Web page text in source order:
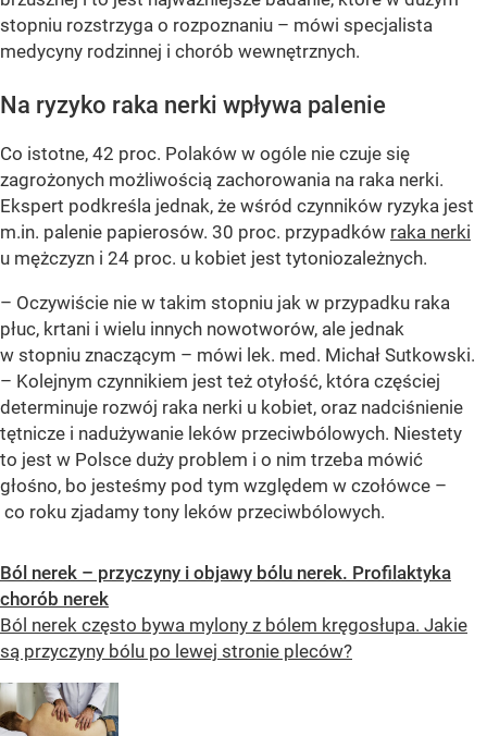
stopniu rozstrzyga o rozpoznaniu – mówi specjalista
medycyny rodzinnej i chorób wewnętrznych.
Na ryzyko raka nerki wpływa palenie
Co istotne, 42 proc. Polaków w ogóle nie czuje się
zagrożonych możliwością zachorowania na raka nerki.
Ekspert podkreśla jednak, że wśród czynników ryzyka jest
m.in. palenie papierosów. 30 proc. przypadków raka nerki
u mężczyzn i 24 proc. u kobiet jest tytoniozależnych.
– Oczywiście nie w takim stopniu jak w przypadku raka
płuc, krtani i wielu innych nowotworów, ale jednak
w stopniu znaczącym – mówi lek. med. Michał Sutkowski.
– Kolejnym czynnikiem jest też otyłość, która częściej
determinuje rozwój raka nerki u kobiet, oraz nadciśnienie
tętnicze i nadużywanie leków przeciwbólowych. Niestety
to jest w Polsce duży problem i o nim trzeba mówić
głośno, bo jesteśmy pod tym względem w czołówce –
co roku zjadamy tony leków przeciwbólowych.
Ból nerek – przyczyny i objawy bólu nerek. Profilaktyka
chorób nerek
Ból nerek często bywa mylony z bólem kręgosłupa. Jakie
są przyczyny bólu po lewej stronie pleców?